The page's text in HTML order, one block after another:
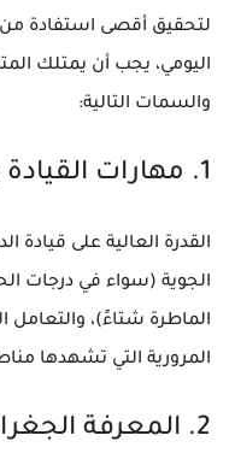
لتحقيق أقصى استفادة من
اليومي، يجب أن يمتلك
والسمات التالية:
1. مهارات القيادة والتحكم
القدرة العالية على قيادة
الجوية (سواء في درجات
الماطرة شتاءً)، والتعامل
المرورية التي تشهدها
2. المعرفة الجغرافية الشاملة